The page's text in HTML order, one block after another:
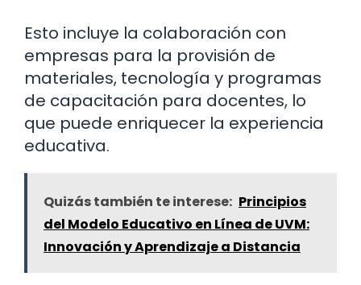
Esto incluye la colaboración con
empresas para la provisión de
materiales, tecnología y programas
de capacitación para docentes, lo
que puede enriquecer la experiencia
educativa.
Quizás también te interese: Principios
del Modelo Educativo en Línea de UVM:
Innovación y Aprendizaje a Distancia